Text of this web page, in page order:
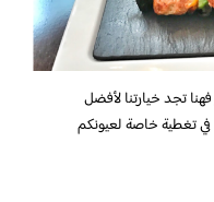
فهنا تجد خيارتنا لأفضل
تغطية خاصة لعيونكم